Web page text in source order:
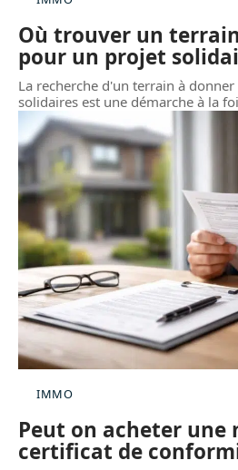
Où trouver un
pour un projet
La recherche d'un terrain à
solidaires est une démarche à la
IMMO
Peut on acheter une
certificat de